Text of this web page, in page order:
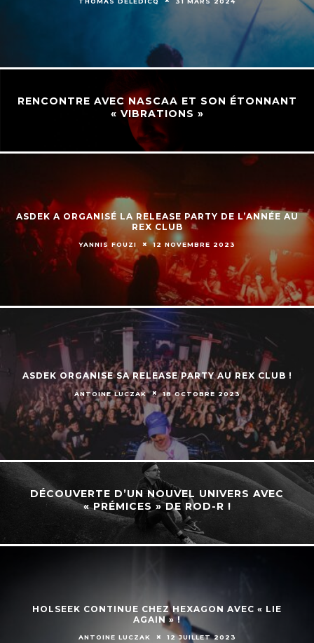
RENCONTRE AVEC NASCAA ET SON ÉTONNANT
« VIBRATIONS »
ASDEK A ORGANISÉ LA RELEASE PARTY DE L’ANNÉE AU
REX CLUB
YANNIS FOUZI 12 NOVEMBRE 2023
ASDEK ORGANISE SA RELEASE PARTY AU REX CLUB !
ANTOINE LUCZAK 18 OCTOBRE 2023
DÉCOUVERTE D’UN NOUVEL UNIVERS AVEC
« PRÉMICES » DE ROD-R !
HOLSEEK CONTINUE CHEZ HEXAGON AVEC « LIE
AGAIN » !
ANTOINE LUCZAK 12 JUILLET 2023